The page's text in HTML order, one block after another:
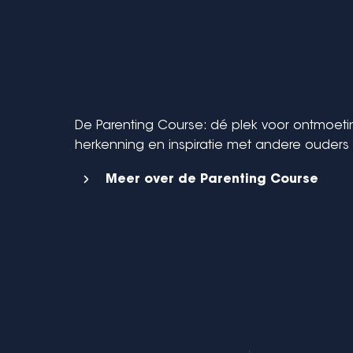
De Parenting Course: dé plek voor
herkenning en inspiratie met andere ouders
Meer over de Parenting Course